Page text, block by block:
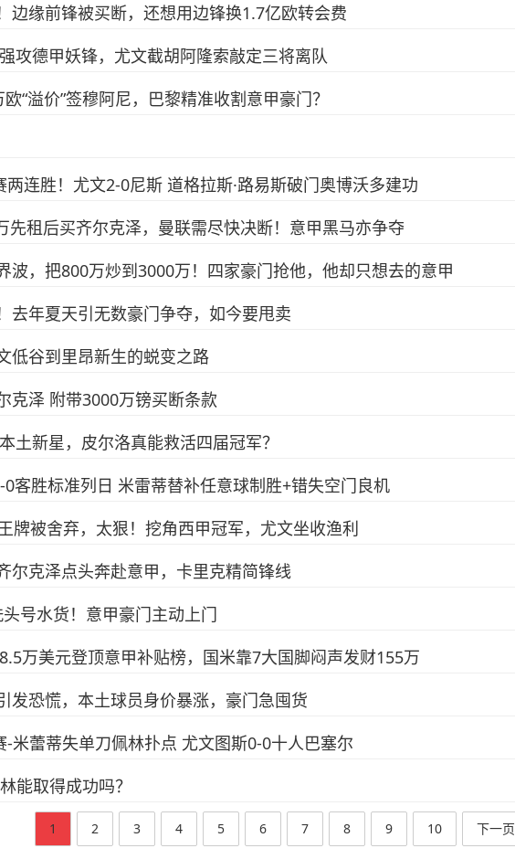
边缘前锋被买断，还想用边锋换1.7亿欧转会费
攻德甲妖锋，尤文截胡阿隆索敲定三将离队
“溢价”签穆阿尼，巴黎精准收割意甲豪门？
连胜！尤文2-0尼斯 道格拉斯·路易斯破门奥博沃多建功
先租后买齐尔克泽，曼联需尽快决断！意甲黑马亦争夺
波，把800万炒到3000万！四家豪门抢他，他却只想去的意甲
去年夏天引无数豪门争夺，如今要甩卖
低谷到里昂新生的蜕变之路
克泽 附带3000万镑买断条款
土新星，皮尔洛真能救活四届冠军？
客胜标准列日 米雷蒂替补任意球制胜+错失空门良机
牌被舍弃，太狠！挖角西甲冠军，尤文坐收渔利
尔克泽点头奔赴意甲，卡里克精简锋线
号水货！意甲豪门主动上门
万美元登顶意甲补贴榜，国米靠7大国脚闷声发财155万
发恐慌，本土球员身价暴涨，豪门急囤货
米蕾蒂失单刀佩林扑点 尤文图斯0-0十人巴塞尔
能取得成功吗？
1 2 3 4 5 6 7 8 9 10 下一页